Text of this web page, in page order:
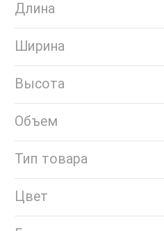
Длина
Ширина
Высота
Объем
Тип товара
Цвет